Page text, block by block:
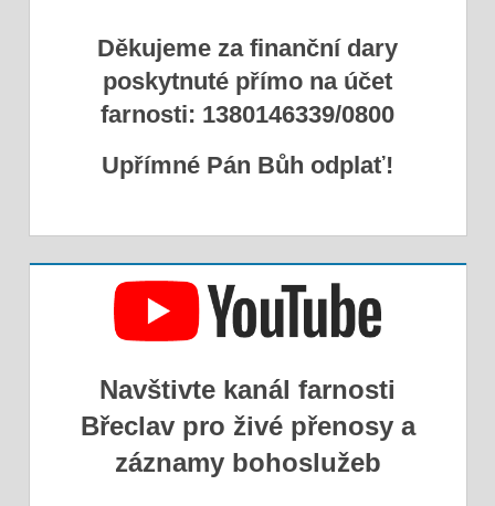
Děkujeme za finanční dary
poskytnuté přímo na účet
farnosti: 1380146339/0800
Upřímné Pán Bůh odplať!
Navštivte kanál farnosti
Břeclav pro živé přenosy a
záznamy bohoslužeb